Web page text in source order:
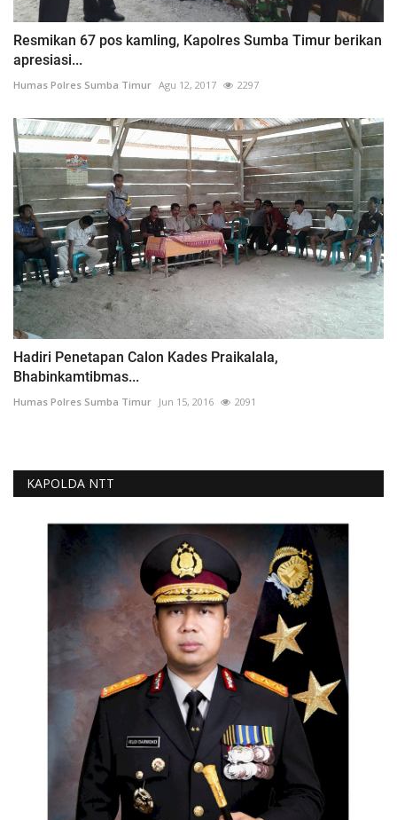
Resmikan 67 pos kamling, Kapolres Sumba Timur berikan
apresiasi...
Humas Polres Sumba Timur Agu 12, 2017 2297
Hadiri Penetapan Calon Kades Praikalala,
Bhabinkamtibmas...
Humas Polres Sumba Timur Jun 15, 2016 2091
KAPOLDA NTT